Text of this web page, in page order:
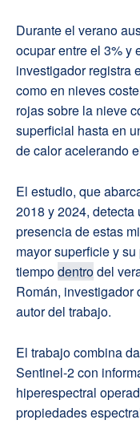
Durante el verano
ocupar entre el 3% y
investigador registra
como en nieves
rojas sobre la nieve
superficial hasta en
de calor acelerando
El estudio, que
2018 y 2024,
presencia de estas
mayor superficie y
tiempodentrodel
Román, investigador
autor del trabajo.
El trabajo combina
Sentinel-2 con
hiperespectral
propiedades